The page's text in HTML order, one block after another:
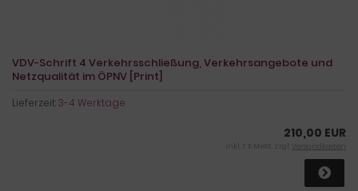
VDV-Schrift 4 Verkehrsschließung, Verkehrsangebote und
Netzqualität im ÖPNV [Print]
Lieferzeit:3-4 Werktage
210,00 EUR
inkl. 7 % MwSt. zzgl. Versandkosten